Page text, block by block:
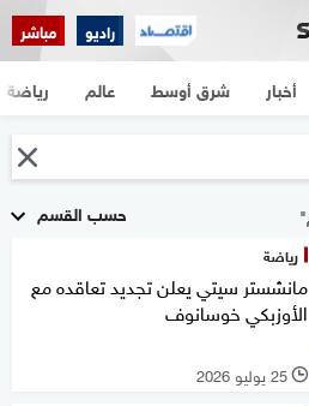
راديو مباشر
أخبار شرق أوسط عالم رياضة
حسب القسم
رياضة
مانشستر سيتي يعلن تجديد تعاقده مع
الأوزبكي خوسانوف
l 25 يوليو 2026